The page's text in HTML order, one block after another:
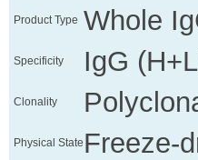
Product Type Whole
Specificity IgG
Clonality
Physical State Freeze-